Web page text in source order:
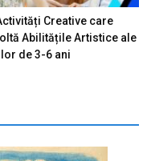
Creative care
Abilitățile Artistice ale
de 3-6 ani